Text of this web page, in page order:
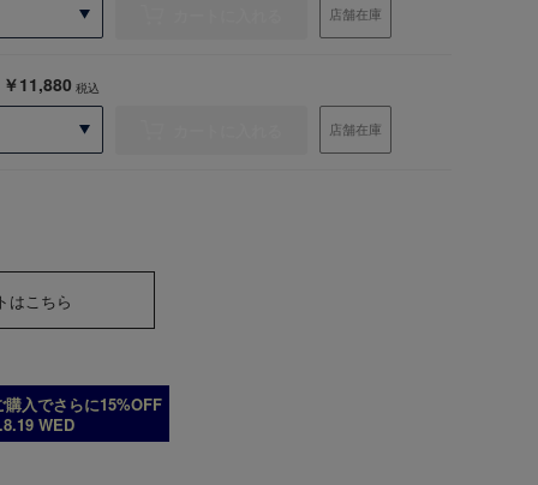
店舗在庫
￥11,880 税込
店舗在庫
はこちら
入でさらに15%OFF
WED